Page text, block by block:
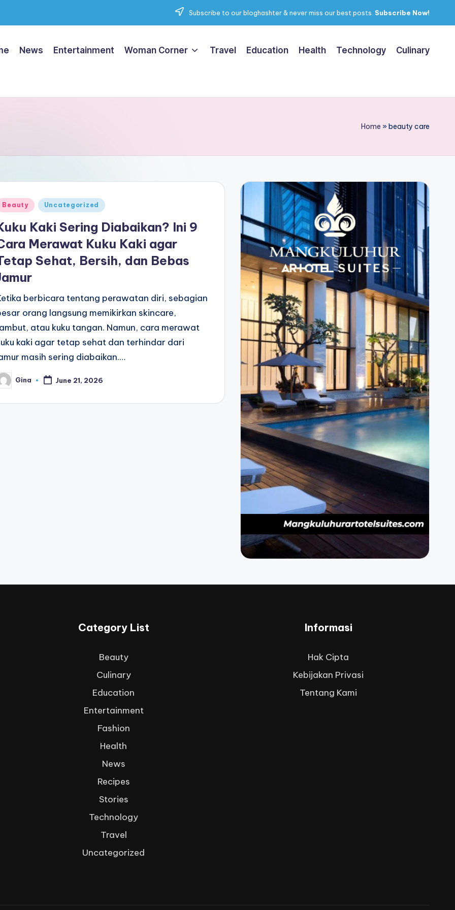
Subscribe to our bloghashter & never miss our best posts. Subscribe Now!
News Entertainment Woman Corner Travel Education Health Technology Culinary
Home »beauty care
Beauty Uncategorized
Kaki Sering Diabaikan? Ini 9
Merawat Kuku Kaki agar
Sehat, Bersih, dan Bebas
berbicara tentang perawatan diri, sebagian
orang langsung memikirkan skincare,
atau kuku tangan. Namun, cara merawat
kaki agar tetap sehat dan terhindar dari
masih sering diabaikan.…
Gina June 21, 2026
Category List
Beauty
Culinary
Education
Entertainment
Fashion
Health
News
Recipes
Stories
Technology
Travel
Uncategorized
Informasi
Hak Cipta
Kebijakan Privasi
Tentang Kami